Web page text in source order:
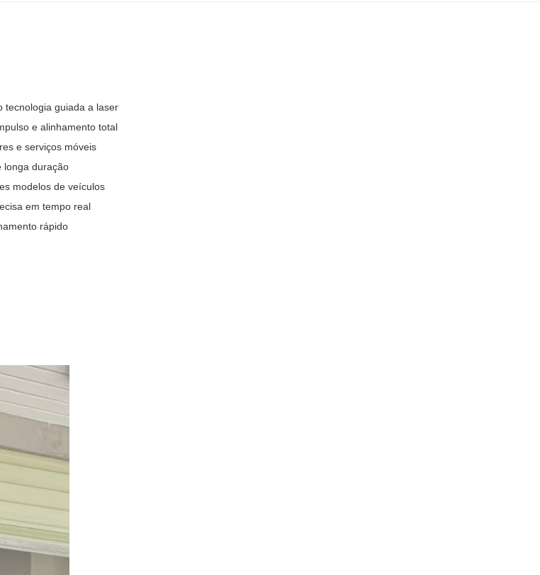
tecnologia guiada a laser
e alinhamento total
e serviços móveis
longa duração
modelos de veículos
em tempo real
rápido